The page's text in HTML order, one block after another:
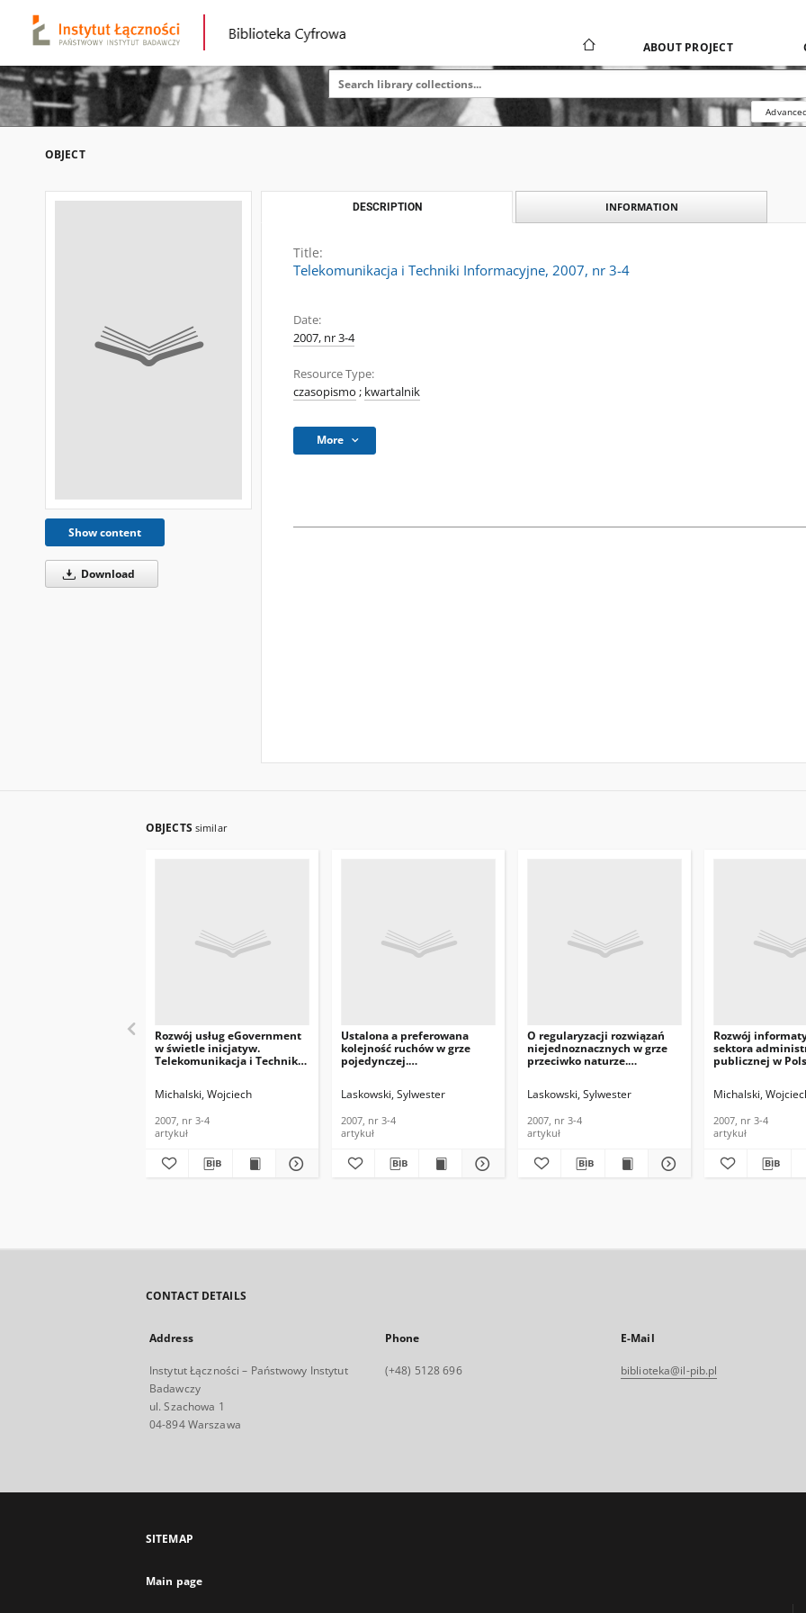
ABOUT PROJECT
OBJECT
Show content
Download
DESCRIPTION INFORMATION
Title:
Telekomunikacja i Techniki Informacyjne, 2007, nr 3-4
Date:
2007, nr 3-4
Resource Type:
czasopismo ; kwartalnik
More
OBJECTS similar
Rozwój usług eGovernment
w świetle inicjatyw.
Telekomunikacja i Techniki
Michalski, Wojciech
2007, nr 3-4
artykuł
Ustalona a preferowana
kolejność ruchów w grze
pojedynczej.
Laskowski, Sylwester
2007, nr 3-4
artykuł
O regularyzacji rozwiązań
niejednoznacznych w grze
przeciwko naturze.
Laskowski, Sylwester
2007, nr 3-4
artykuł
Rozwój
sektora
publicznej w
Michalski,
2007, nr 3-4
artykuł
CONTACT DETAILS
Address
Instytut Łączności – Państwowy Instytut
Badawczy
ul. Szachowa 1
04-894 Warszawa
Phone
(+48) 5128 696
E-Mail
biblioteka@il-pib.pl
SITEMAP
Main page